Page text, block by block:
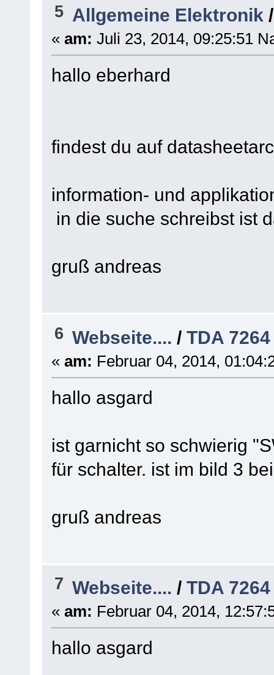
5 Allgemeine Elektronik
« am: Juli 23, 2014, 09:25:51
hallo eberhard
findest du auf
information- und
in die suche schreibst ist
gruß andreas
6 Webseite.... /TDA 7264
« am: Februar 04, 2014,
hallo asgard
ist garnicht so schwierig
für schalter. ist im bild 3
gruß andreas
7 Webseite.... /TDA 7264
« am: Februar 04, 2014,
hallo asgard